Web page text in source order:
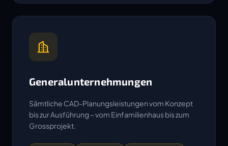
Generalunternehmungen
Sämtliche CAD-Planungsleistungen vom Konzept
bis zur Ausführung – vom Einfamilienhaus bis zum
Grossprojekt.